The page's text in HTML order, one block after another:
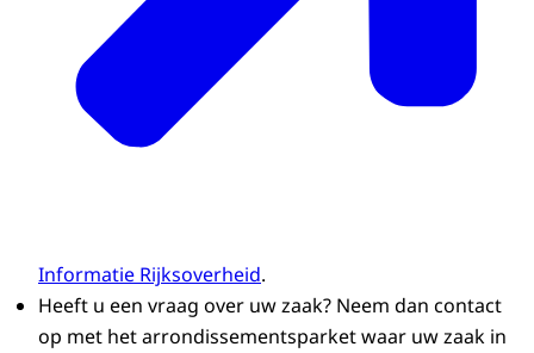
Informatie Rijksoverheid.
Heeft u een vraag over uw zaak? Neem dan contact
op met het arrondissementsparket waar uw zaak in